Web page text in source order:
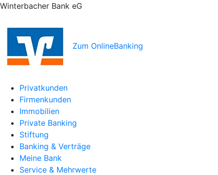
Winterbacher Bank eG
Zum OnlineBanking
Privatkunden
Firmenkunden
Immobilien
Private Banking
Stiftung
Banking & Verträge
Meine Bank
Service & Mehrwerte